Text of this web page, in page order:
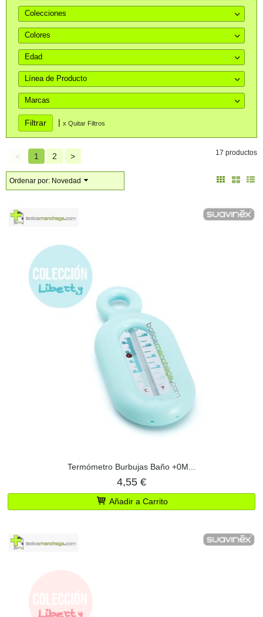
Colecciones
Colores
Edad
Línea de Producto
Marcas
x Quitar Filtros
< 1 2 > 17 productos
Ordenar por: Novedad
Termómetro Burbujas Baño +0M...
4,55 €
Añadir a Carrito